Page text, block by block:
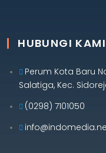
HUBUNGI KAMI
Perum Kota Baru
Salatiga, Kec.
(0298) 7101050